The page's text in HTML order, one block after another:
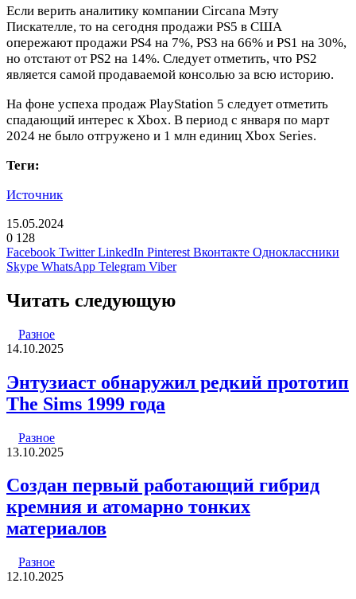
Если верить аналитику компании Circana Мэту
Пискателле, то на сегодня продажи PS5 в США
опережают продажи PS4 на 7%, PS3 на 66% и PS1 на 30%,
но отстают от PS2 на 14%. Следует отметить, что PS2
является самой продаваемой консолью за всю историю.
На фоне успеха продаж PlayStation 5 следует отметить
спадающий интерес к Xbox. В период с января по март
2024 не было отгружено и 1 млн единиц Xbox Series.
Теги:
Источник
15.05.2024
0 128
Facebook Twitter LinkedIn Pinterest Вконтакте Одноклассники
Skype WhatsApp Telegram Viber
Читать следующую
Разное
14.10.2025
Энтузиаст обнаружил редкий прототип
The Sims 1999 года
Разное
13.10.2025
Создан первый работающий гибрид
кремния и атомарно тонких
материалов
Разное
12.10.2025